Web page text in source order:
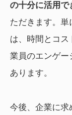
の十分に活用で
ただきます。
は、時間とコ
業員のエンゲー
あります。
今後、企業に求